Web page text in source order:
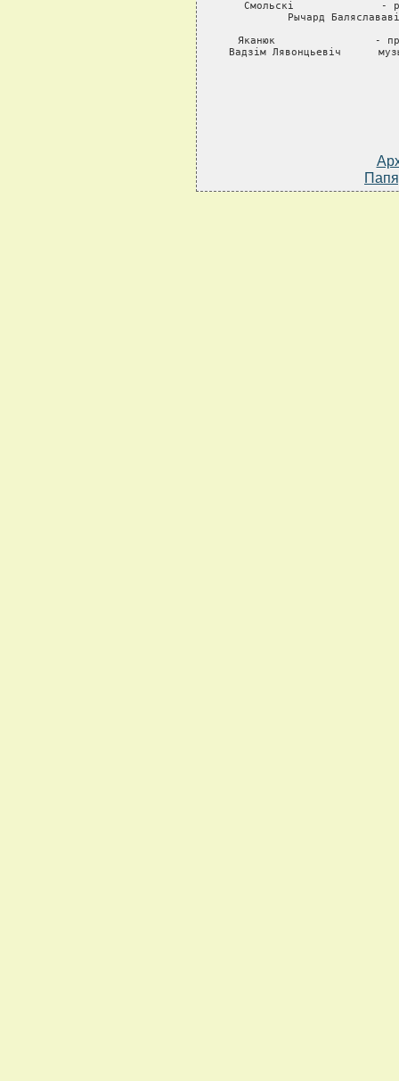
Смольскi              -
Рычард
Яканюк                -
Вадзiм Лявонцьевiч